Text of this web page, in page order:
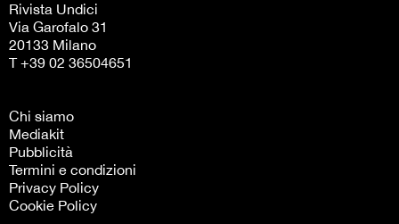
Rivista Undici
Via Garofalo 31
20133 Milano
T +39 02 36504651
Chi siamo
Mediakit
Pubblicità
Termini e condizioni
Privacy Policy
Cookie Policy